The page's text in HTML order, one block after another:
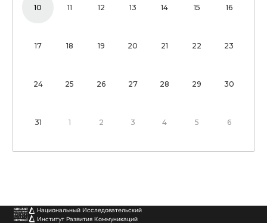
10 11 12 13 14 15 16
17 18 19 20 21 22 23
24 25 26 27 28 29 30
31 1 2 3 4 5 6
Национальный Исследовательский
Институт Развития Коммуникаций